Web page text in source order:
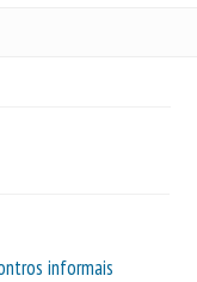
informais